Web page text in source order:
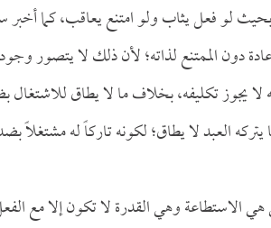
لو فعل يثاب ولو امتنع يعاقب، كما
دون الممتنع لذاته؛ لأن ذلك لا يتصور
يجوز تكليفه، بخلاف ما لا يطاق للاشتغال
العبد لا يطاق؛ لكونه تاركاً له
هي الاستطاعة وهي القدرة لا تكون إلا مع